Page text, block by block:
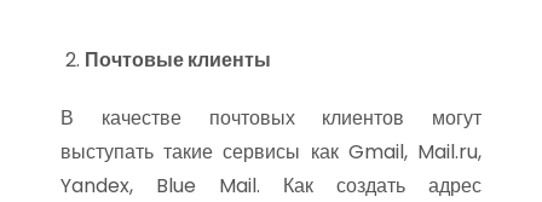
Почтовые клиенты
В качестве почтовых клиентов могут
выступать такие сервисы как Gmail, Mail.ru,
Yandex, Blue Mail. Как создать адрес